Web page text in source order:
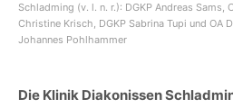
Schladming (v. l. n. r.): DGKP Andreas Sams,
Christine Krisch, DGKP Sabrina Tupi und OA
Johannes Pohlhammer
Die Klinik Diakonissen